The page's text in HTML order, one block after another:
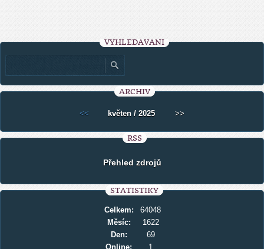
VYHLEDÁVÁNÍ
ARCHIV
<< květen / 2025 >>
RSS
Přehled zdrojů
STATISTIKY
Online: 1
Celkem:
64048
Měsíc:
1622
Den:
69